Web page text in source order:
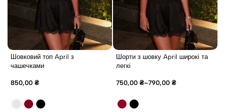
Шовковий топ April з
чашечками
850,00 ₴
Шорти з шовку April широкі та
легкі
750,00 ₴–790,00 ₴